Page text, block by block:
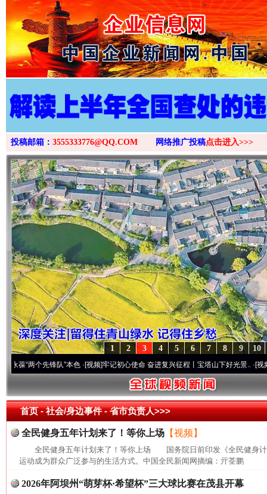
>
投稿邮箱： 3555333776@QQ.COM 网络推广投稿点击进入>>>
10
9
8
7
6
5
4
3
2
1
两个先锋队”本色·[视频]牢记初心使命 奋进复兴征程丨宝塔山下好光景..·[视频]因党
首页- 社会/身边事件 -省市负责人>>>
全民健身五年计划来了！等你上场 【视频】
全民健身五年计划来了！等你上场 国务院日前印发《全民健身计
运动成为群众广泛参与的生活方式。中国全民新闻网摘编：亓荃鹏
2026年阿坝州“萌芽杯·希望杯”三大球比赛在茂县开幕